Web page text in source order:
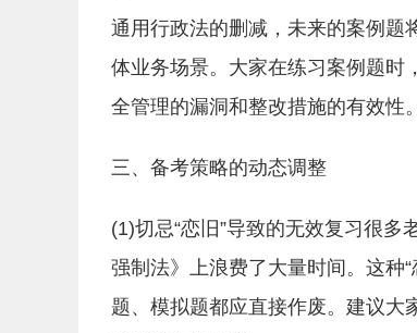
通用行政法的删减，未来的案例题
体业务场景。大家在练习案例题时
全管理的漏洞和整改措施的有效性。
三、备考策略的动态调整
(1)切忌“恋旧”导致的无效复习很
强制法》上浪费了大量时间。这种
题、模拟题都应直接作废。建议大